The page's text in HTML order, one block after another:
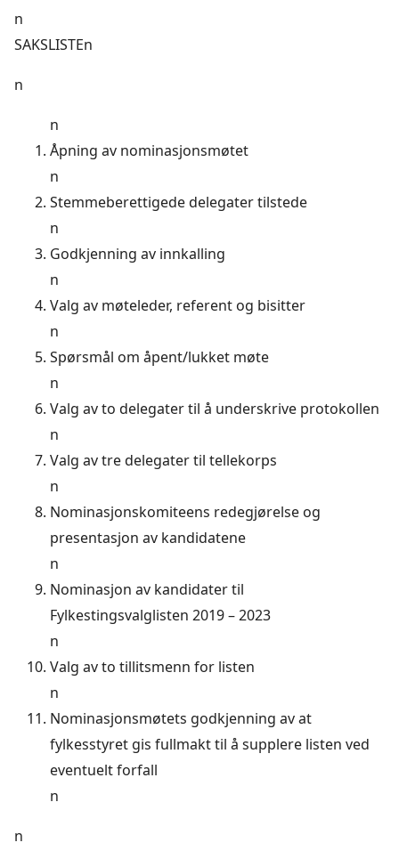
n
SAKSLISTEn
n
n
Åpning av nominasjonsmøtet
n
Stemmeberettigede delegater tilstede
n
Godkjenning av innkalling
n
Valg av møteleder, referent og bisitter
n
Spørsmål om åpent/lukket møte
n
Valg av to delegater til å underskrive protokollen
n
Valg av tre delegater til tellekorps
n
Nominasjonskomiteens redegjørelse og
presentasjon av kandidatene
n
Nominasjon av kandidater til
Fylkestingsvalglisten 2019 – 2023
n
Valg av to tillitsmenn for listen
n
Nominasjonsmøtets godkjenning av at
fylkesstyret gis fullmakt til å supplere listen ved
eventuelt forfall
n
n